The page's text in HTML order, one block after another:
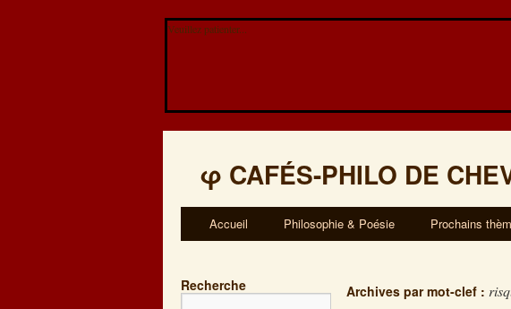
Veuillez patienter...
φ CAFÉS-PHILO DE
Accueil Philosophie & Poésie Prochains
Recherche Archives par mot-clef :